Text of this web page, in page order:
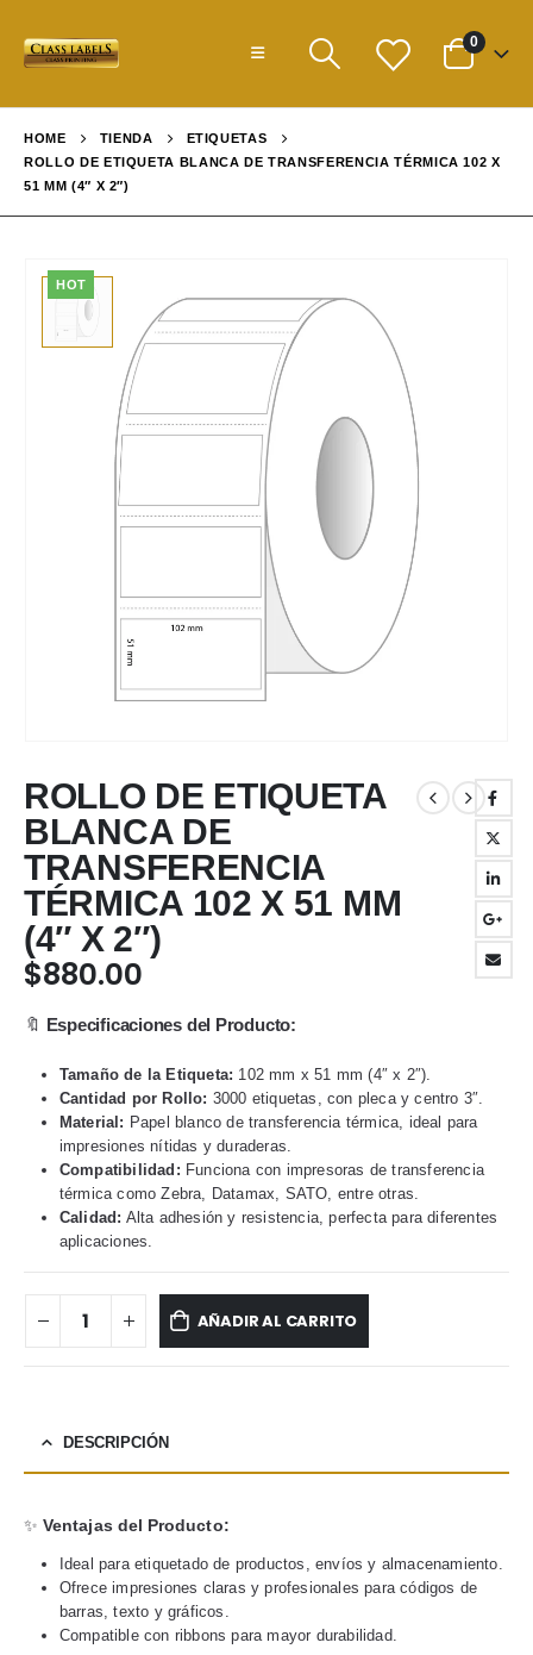
0
HOME TIENDA
ETIQUETAS
ROLLO DE ETIQUETA BLANCA DE TRANSFERENCIA TÉRMICA 102 X
51 MM (4″ X 2″)
HOT
ROLLO DE ETIQUETA
BLANCA DE
TRANSFERENCIA
TÉRMICA 102 X 51 MM
(4″ X 2″)
$880.00
🔖 Especificaciones del Producto:
Tamaño de la Etiqueta: 102 mm x 51 mm (4″ x 2″).
Cantidad por Rollo: 3000 etiquetas, con pleca y centro 3″.
Material: Papel blanco de transferencia térmica, ideal para
impresiones nítidas y duraderas.
Compatibilidad: Funciona con impresoras de transferencia
térmica como Zebra, Datamax, SATO, entre otras.
Calidad: Alta adhesión y resistencia, perfecta para diferentes
aplicaciones.
AÑADIR AL CARRITO
DESCRIPCIÓN
✨Ventajas del Producto:
Ideal para etiquetado de productos, envíos y almacenamiento.
Ofrece impresiones claras y profesionales para códigos de
barras, texto y gráficos.
Compatible con ribbons para mayor durabilidad.